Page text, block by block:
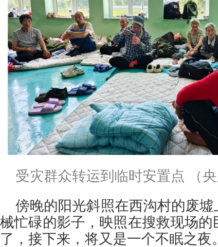
受灾群众转运到临时安置点 （
傍晚的阳光斜照在西沟村的废
械忙碌的影子，映照在搜救现场
了，接下来，将又是一个不眠之夜